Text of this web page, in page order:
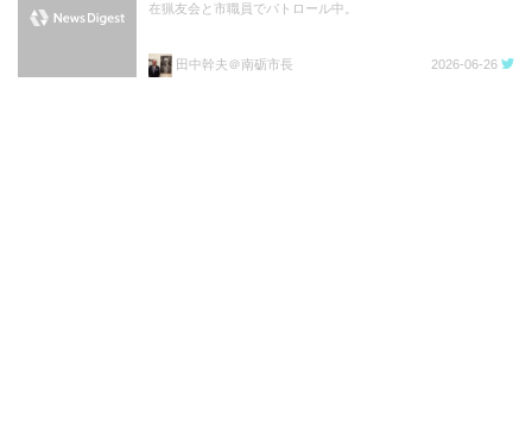
在猟友会と市職員でパトロール中。
田中幹夫＠南砺市長 2026-06-26